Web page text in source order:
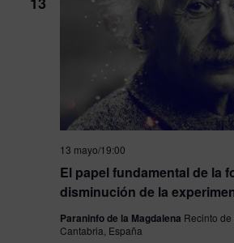
El papel fundamental de la
disminución de la
13 mayo/19:00
Paraninfo de la Magdalena Recinto
Cantabria, España